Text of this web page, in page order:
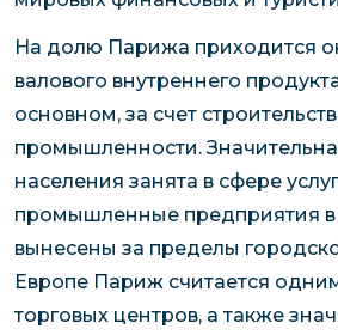
На долю Парижа приходится
валового внутреннего
основном, за счет
промышленности.
населения занята в сфере
промышленные предприятия
вынесены за пределы
Европе Париж считается
торговых центров, а также